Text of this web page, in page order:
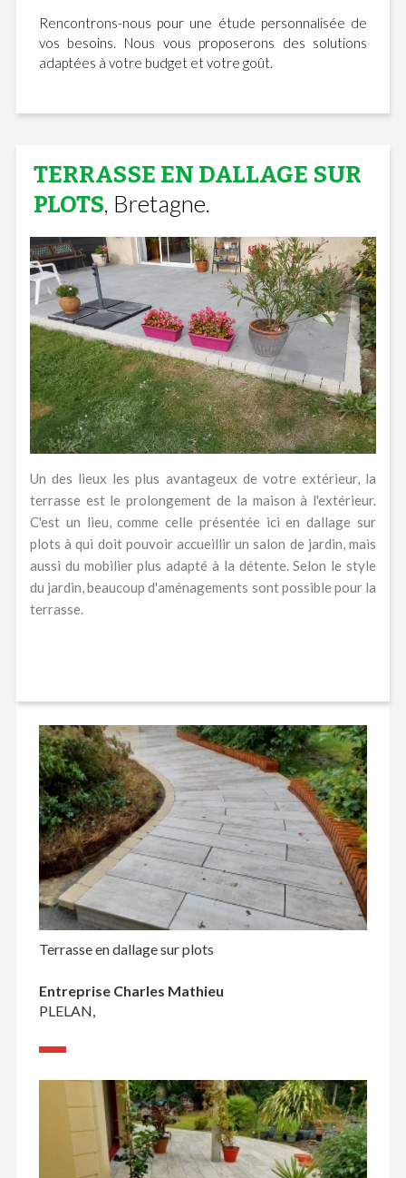
Rencontrons-nous pour une étude personnalisée de
vos besoins. Nous vous proposerons des solutions
adaptées à votre budget et votre goût.
TERRASSE EN DALLAGE SUR
PLOTS, Bretagne.
Un des lieux les plus avantageux de votre extérieur, la
terrasse est le prolongement de la maison à l'extérieur.
C'est un lieu, comme celle présentée ici en dallage sur
plots à qui doit pouvoir accueillir un salon de jardin, mais
aussi du mobilier plus adapté à la détente. Selon le style
du jardin, beaucoup d'aménagements sont possible pour la
terrasse.
Terrasse en dallage sur plots
Entreprise Charles Mathieu
PLELAN,